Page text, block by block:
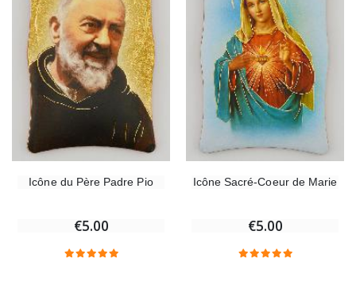
Icône du Père Padre Pio
€5.00
Icône Sacré-Coeur de Marie
€5.00